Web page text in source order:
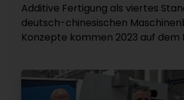
Additive Fertigung als viertes
deutsch-chinesischen
Konzepte kommen 2023 auf dem